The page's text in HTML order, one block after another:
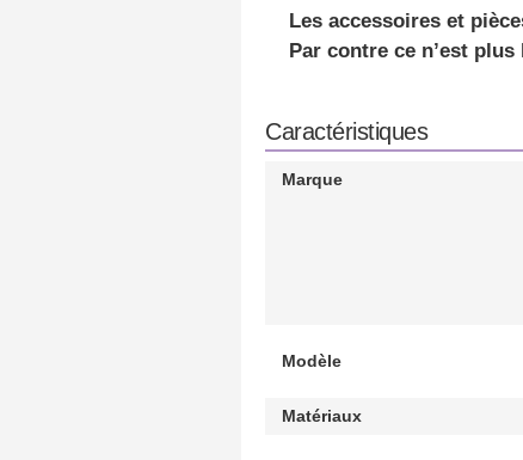
Les accessoires et
Par contre ce n’est plus
Caractéristiques
Marque
Modèle
Matériaux